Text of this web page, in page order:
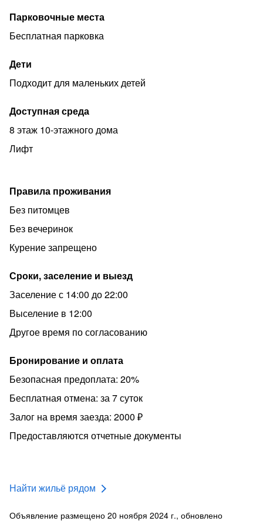
Предоставляем все необходимые отчётные
документы.
P.S. Цена может меняться в зависимости от времени
проживания и количества человек. В праздничные дни
и дни повышенного спроса возможен повышенный
тариф.
Парковочные места
Бесплатная парковка
Дети
Подходит для маленьких детей
Доступная среда
8 этаж 10-этажного дома
Лифт
Правила проживания
Без питомцев
Без вечеринок
Курение запрещено
Сроки, заселение и выезд
Заселение с 14:00 до 22:00
Выселение в 12:00
Другое время по согласованию
Бронирование и оплата
Безопасная предоплата: 20%
Бесплатная отмена: за 7 суток
Залог на время заезда: 2000 ₽
Предоставляются отчетные документы
Найти жильё рядом
Объявление размещено 20 ноября 2024 г., обновлено